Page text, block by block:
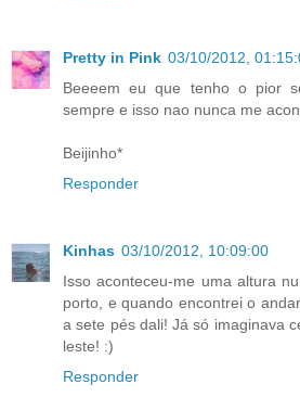
Pretty in Pink 03/10/2012,
Beeeem eu que tenho o pior
sempre e isso nao nunca me
Beijinho*
Responder
Kinhas 03/10/2012, 10:09:00
Isso aconteceu-me uma altura
porto, e quando encontrei o
a sete pés dali! Já só imaginava
leste! :)
Responder